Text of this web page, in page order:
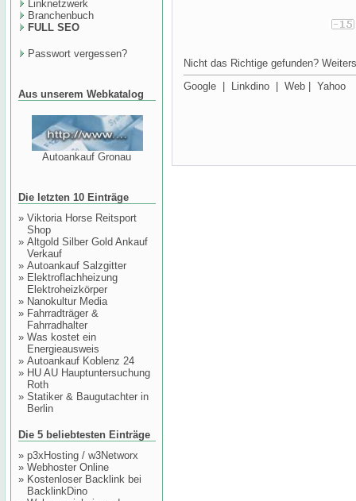
Linknetzwerk
Branchenbuch
FULL SEO
Passwort vergessen?
Aus unserem Webkatalog
Autoankauf Gronau
Die letzten 10 Einträge
» Viktoria Horse Reitsport
Shop
» Altgold Silber Gold Ankauf
Verkauf
» Autoankauf Salzgitter
» Elektroflachheizung
Elektroheizkörper
» Nanokultur Media
» Fahrradträger &
Fahrradhalter
» Was kostet ein
Energieausweis
» Autoankauf Koblenz 24
» HU AU Hauptuntersuchung
Roth
» Statiker & Baugutachter in
Berlin
Die 5 beliebtesten Einträge
» p3xHosting / w3Networx
» Webhoster Online
» Kostenloser Backlink bei
BacklinkDino
Nicht das Richtige gefunden?
Google
Linkdino Web Yahoo